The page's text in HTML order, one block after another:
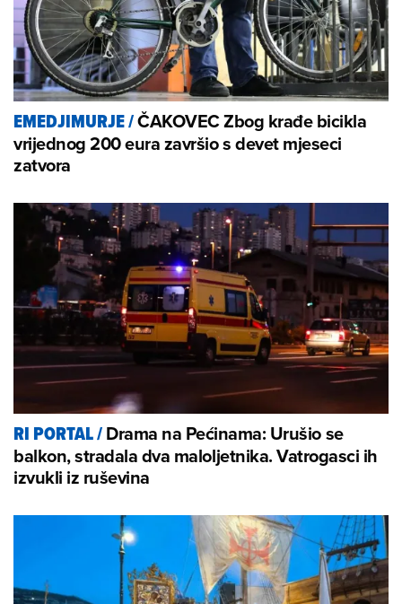
EMEDJIMURJE/ČAKOVEC Zbog krađe bicikla
vrijednog 200 eura završio s devet mjeseci
zatvora
RI PORTAL/Drama na Pećinama: Urušio se
balkon, stradala dva maloljetnika. Vatrogasci ih
izvukli iz ruševina